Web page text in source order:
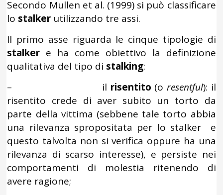
Secondo Mullen et al. (1999) si può classificare
lo stalker utilizzando tre assi.
Il primo asse riguarda le cinque tipologie di
stalker e ha come obiettivo la definizione
qualitativa del tipo di stalking:
– il risentito (o resentful): il
risentito crede di aver subito un torto da
parte della vittima (sebbene tale torto abbia
una rilevanza spropositata per lo stalker e
questo talvolta non si verifica oppure ha una
rilevanza di scarso interesse), e persiste nei
comportamenti di molestia ritenendo di
avere ragione;